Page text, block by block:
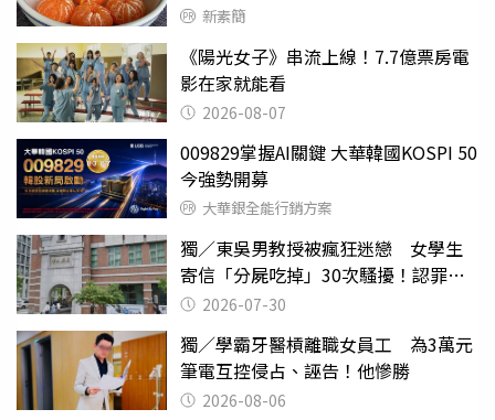
新素簡
《陽光女子》串流上線！7.7億票房電
影在家就能看
2026-08-07
009829掌握AI關鍵 大華韓國KOSPI 50
今強勢開募
大華銀全能行銷方案
獨／東吳男教授被瘋狂迷戀 女學生
寄信「分屍吃掉」30次騷擾！認罪免
關 2026-07-30
獨／學霸牙醫槓離職女員工 為3萬元
筆電互控侵占、誣告！他慘勝
2026-08-06